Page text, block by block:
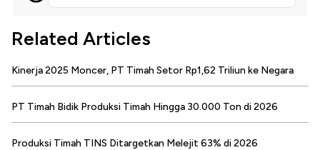
Related Articles
Kinerja 2025 Moncer, PT Timah Setor Rp1,62 Triliun ke Negara
PT Timah Bidik Produksi Timah Hingga 30.000 Ton di 2026
Produksi Timah TINS Ditargetkan Melejit 63% di 2026